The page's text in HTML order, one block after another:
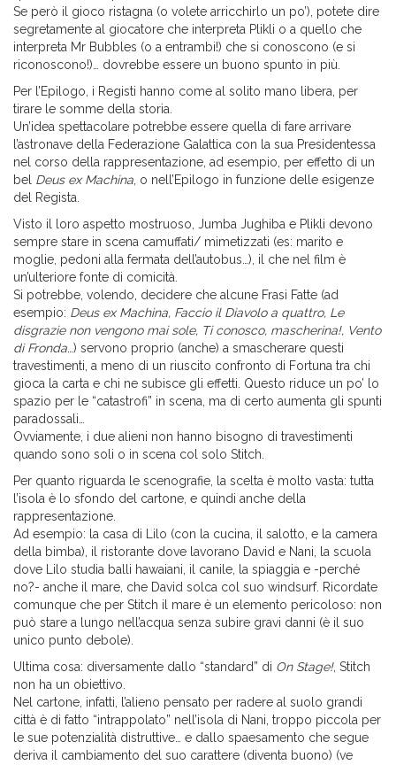
Se però il gioco ristagna (o volete arricchirlo un po’), potete dire
segretamente al giocatore che interpreta Plikli o a quello che
interpreta Mr Bubbles (o a entrambi!) che si conoscono (e si
riconoscono!)… dovrebbe essere un buono spunto in più.
Per l’Epilogo, i Registi hanno come al solito mano libera, per
tirare le somme della storia.
Un’idea spettacolare potrebbe essere quella di fare arrivare
l’astronave della Federazione Galattica con la sua Presidentessa
nel corso della rappresentazione, ad esempio, per effetto di un
bel Deus ex Machina , o nell’Epilogo in funzione delle esigenze
del Regista.
Visto il loro aspetto mostruoso, Jumba Jughiba e Plikli devono
sempre stare in scena camuffati/ mimetizzati (es: marito e
moglie, pedoni alla fermata dell’autobus…), il che nel film è
un’ulteriore fonte di comicità.
Si potrebbe, volendo, decidere che alcune Frasi Fatte (ad
esempio: Deus ex Machina, Faccio il Diavolo a quattro, Le
disgrazie non vengono mai sole, Ti conosco, mascherina!, Vento
di Fronda …) servono proprio (anche) a smascherare questi
travestimenti, a meno di un riuscito confronto di Fortuna tra chi
gioca la carta e chi ne subisce gli effetti. Questo riduce un po’ lo
spazio per le “catastrofi” in scena, ma di certo aumenta gli spunti
paradossali…
Ovviamente, i due alieni non hanno bisogno di travestimenti
quando sono soli o in scena col solo Stitch.
Per quanto riguarda le scenografie, la scelta è molto vasta: tutta
l’isola è lo sfondo del cartone, e quindi anche della
rappresentazione.
Ad esempio: la casa di Lilo (con la cucina, il salotto, e la camera
della bimba), il ristorante dove lavorano David e Nani, la scuola
dove Lilo studia balli hawaiani, il canile, la spiaggia e -perché
no?- anche il mare, che David solca col suo windsurf. Ricordate
comunque che per Stitch il mare è un elemento pericoloso: non
può stare a lungo nell’acqua senza subire gravi danni (è il suo
unico punto debole).
Ultima cosa: diversamente dallo “standard” di On Stage!, Stitch
non ha un obiettivo.
Nel cartone, infatti, l’alieno pensato per radere al suolo grandi
città è di fatto “intrappolato” nell’isola di Nani, troppo piccola per
le sue potenzialità distruttive… e dallo spaesamento che segue
deriva il cambiamento del suo carattere (diventa buono) (ve